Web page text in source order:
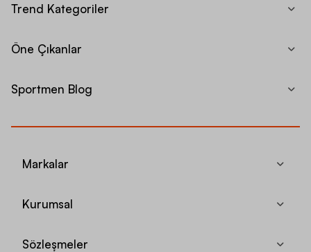
Trend Kategoriler
Öne Çıkanlar
Sportmen Blog
Markalar
Kurumsal
Sözleşmeler